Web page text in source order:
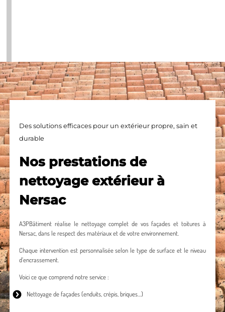
Des solutions efficaces pour un extérieur propre, sain et
durable
Nos prestations de
nettoyage extérieur à
Nersac
A3PBâtiment réalise le nettoyage complet de vos façades et toitures à
Nersac, dans le respect des matériaux et de votre environnement.
Chaque intervention est personnalisée selon le type de surface et le niveau
d’encrassement.
Voici ce que comprend notre service :
Nettoyage de façades(enduits, crépis, briques…)